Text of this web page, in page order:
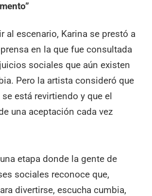
al escenario, Karina se prestó a
en la que fue consultada
sociales que aún existen
Pero la artista consideró que
está revirtiendo y que el
una aceptación cada vez
etapa donde la gente de
sociales reconoce que,
divertirse, escucha cumbia,